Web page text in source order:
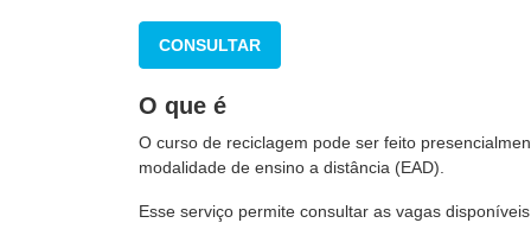
CONSULTAR
O que é
O curso de reciclagem pode ser feito
modalidade de ensino a distância (EAD).
Esse serviço permite consultar as vagas